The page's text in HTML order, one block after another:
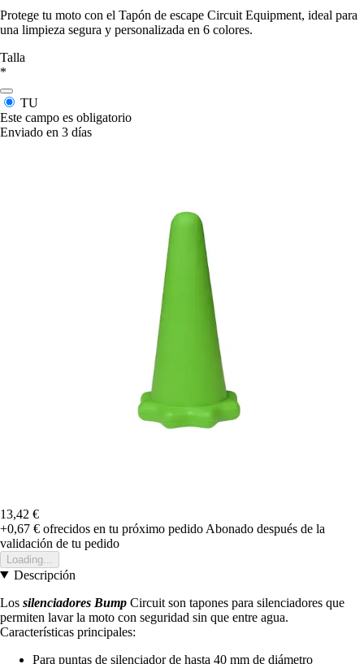
Protege tu moto con el Tapón de escape Circuit Equipment, ideal para
una limpieza segura y personalizada en 6 colores.
Talla
*
TU
Este campo es obligatorio
Enviado en 3 días
13,42 €
+0,67 € ofrecidos en tu próximo pedido Abonado después de la
validación de tu pedido
Loading...
Descripción
Los silenciadores Bump Circuit son tapones para silenciadores que
permiten lavar la moto con seguridad sin que entre agua.
Características principales:
Para puntas de silenciador de hasta 40 mm de diámetro